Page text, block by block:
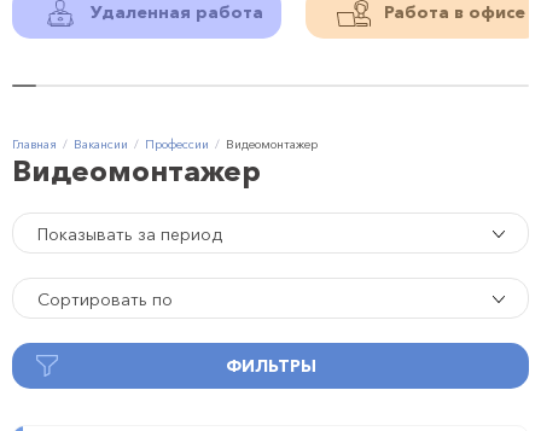
Удаленная работа Работа в офисе
Главная Вакансии Профессии Видеомонтажер
Видеомонтажер
Показывать за период
Сортировать по
ФИЛЬТРЫ